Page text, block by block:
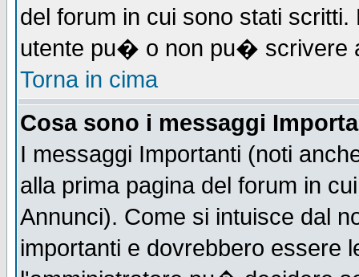
del forum in cui sono stati
utente pu� o non pu� scrivere
Torna in cima
Cosa sono i messaggi
I messaggi Importanti (noti
alla prima pagina del forum in
Annunci). Come si intuisce dal
importanti e dovrebbero essere